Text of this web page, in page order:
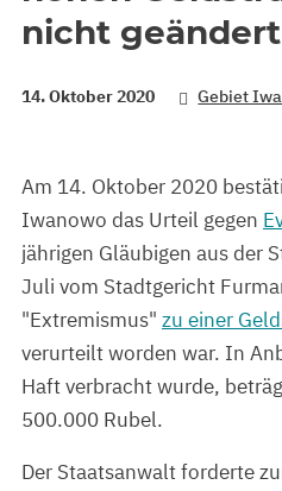
nicht geändert
14. Oktober 2020 Gebiet
Am 14. Oktober 2020
Iwanowo das Urteil gegen
jährigen Gläubigen aus der
Juli vom Stadtgericht
"Extremismus" zu einer
verurteilt worden war. In
Haft verbracht wurde,
500.000 Rubel.
Der Staatsanwalt forderte